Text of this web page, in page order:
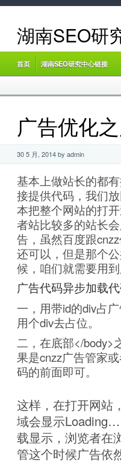
湖南SEO研
首页 湖南SEO研究中心链接
广告优化
30 5 月, 2014 by admin
基本上做站长的都
接提供代码，我们
本把整个网站的打
者站比较多的站长
告，虽然百度跟
还可以，但是那个
候，咱们就需要用到
广告代码异步加载
一，用带id的div占
用个div去占位。
二，在底部</body>
果是cnzz广告管家
码的前面即可。
这样，在打开网站
域会显示
载显示，浏览者在
管这个时候广告依